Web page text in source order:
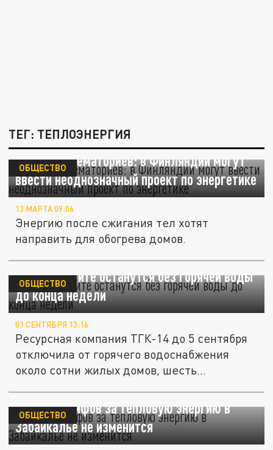
ТЕГ: ТЕПЛОЭНЕРГИЯ
Тепло от крематориев: в Финляндии могут
ввести неоднозначный проект по энергетике
ОБЩЕСТВО
13 МАРТА 09:06
Энергию после сжигания тел хотят
направить для обогрева домов.
73 дома в Чите останутся без горячей воды
до конца недели
ОБЩЕСТВО
01 СЕНТЯБРЯ 13:16
Ресурсная компания ТГК-14 до 5 сентября
отключила от горячего водоснабжения
около сотни жилых домов, шесть...
Расчет тарифов за тепловую энергию в
Забайкалье не изменится
ОБЩЕСТВО